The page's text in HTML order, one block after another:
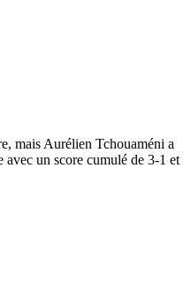
mais Aurélien Tchouaméni a
avec un score cumulé de 3-1 et